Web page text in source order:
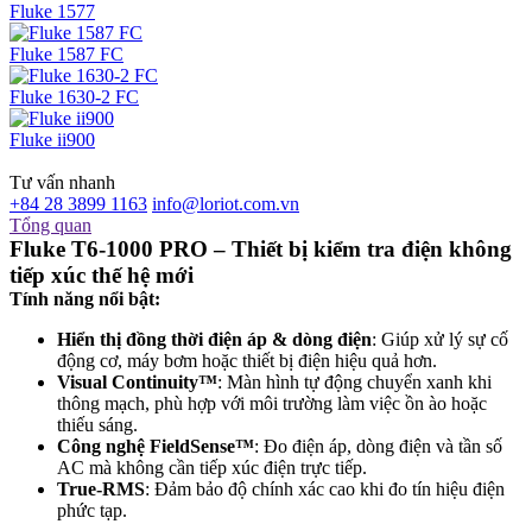
Fluke 1577
Fluke 1587 FC
Fluke 1630-2 FC
Fluke ii900
Tư vấn nhanh
+84 28 3899 1163 info@loriot.com.vn
Tổng quan
Fluke T6-1000 PRO – Thiết bị kiểm tra điện không
tiếp xúc thế hệ mới
Tính năng nổi bật:
Hiển thị đồng thời điện áp & dòng điện: Giúp xử lý sự cố
động cơ, máy bơm hoặc thiết bị điện hiệu quả hơn.
Visual Continuity™: Màn hình tự động chuyển xanh khi
thông mạch, phù hợp với môi trường làm việc ồn ào hoặc
thiếu sáng.
Công nghệ FieldSense™: Đo điện áp, dòng điện và tần số
AC mà không cần tiếp xúc điện trực tiếp.
True-RMS: Đảm bảo độ chính xác cao khi đo tín hiệu điện
phức tạp.